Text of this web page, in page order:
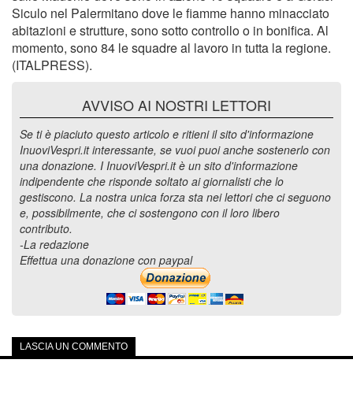
Siculo nel Palermitano dove le fiamme hanno minacciato
abitazioni e strutture, sono sotto controllo o in bonifica. Al
momento, sono 84 le squadre al lavoro in tutta la regione.
(ITALPRESS).
AVVISO AI NOSTRI LETTORI
Se ti è piaciuto questo articolo e ritieni il sito d'informazione
InuoviVespri.it interessante, se vuoi puoi anche sostenerlo con
una donazione. I InuoviVespri.it è un sito d'informazione
indipendente che risponde soltato ai giornalisti che lo
gestiscono. La nostra unica forza sta nei lettori che ci seguono
e, possibilmente, che ci sostengono con il loro libero
contributo.
-La redazione
Effettua una donazione con paypal
LASCIA UN COMMENTO